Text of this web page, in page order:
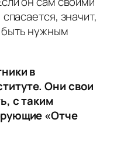
значит,
нужным
в
Они свои
с таким
«Отче